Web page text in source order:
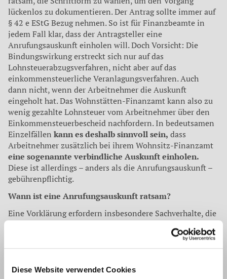
Diese Website verwendet Cookies
lückenlos zu dokumentieren. Der Antrag sollte immer auf
§ 42 e EStG Bezug nehmen. So ist für Finanzbeamte in
jedem Fall klar, dass der Antragsteller eine
Anrufungsauskunft einholen will. Doch Vorsicht: Die
Bindungswirkung erstreckt sich nur auf das
Lohnsteuerabzugsverfahren, nicht aber auf das
einkommensteuerliche Veranlagungsverfahren. Auch
dann nicht, wenn der Arbeitnehmer die Auskunft
eingeholt hat. Das Wohnstätten-Finanzamt kann also zu
wenig gezahlte Lohnsteuer vom Arbeitnehmer über den
Einkommensteuerbescheid nachfordern. In bedeutsamen
Einzelfällen kann es deshalb sinnvoll sein, dass
Arbeitnehmer zusätzlich bei ihrem Wohnsitz-Finanzamt
eine sogenannte verbindliche Auskunft einholen.
Diese ist allerdings – anders als die Anrufungsauskunft –
gebührenpflichtig.
Wann ist eine Anrufungsauskunft ratsam?
Eine Vorklärung erfordern insbesondere Sachverhalte, die
Interpretationsspielraum bieten. Streitanfällig sind
besonders Fälle, in denen die Rechtsprechung eine
Arbeitgeber etwa Kosten für Arbeitskleidung oder